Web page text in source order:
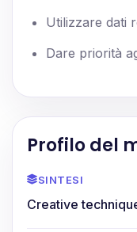
Utilizzare dati
Dare priorità
Profilo del
SINTESI
Creative